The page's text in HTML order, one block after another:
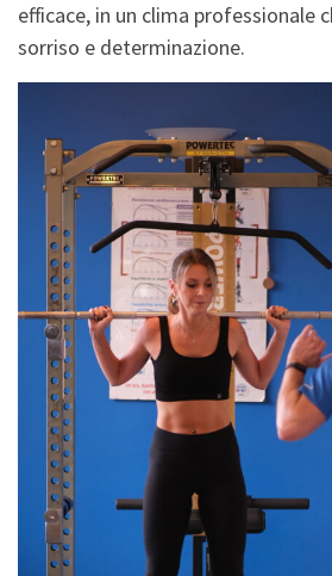
efficace, in un clima professionale
sorriso e determinazione.